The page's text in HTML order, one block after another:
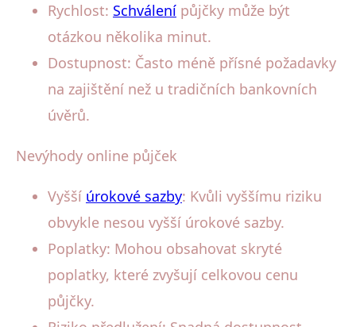
Rychlost: Schválení půjčky může být
otázkou několika minut.
Dostupnost: Často méně přísné požadavky
na zajištění než u tradičních bankovních
úvěrů.
Nevýhody online půjček
Vyšší úrokové sazby: Kvůli vyššímu riziku
obvykle nesou vyšší úrokové sazby.
Poplatky: Mohou obsahovat skryté
poplatky, které zvyšují celkovou cenu
půjčky.